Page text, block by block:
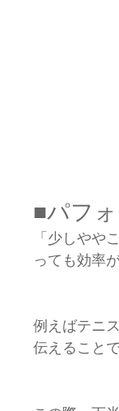
■パフ
「少しやや
っても効率
例えばテニ
伝えること